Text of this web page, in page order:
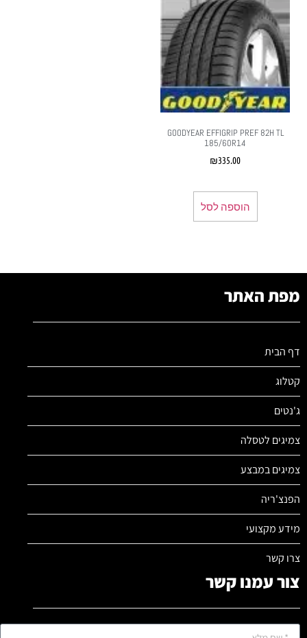
GOODYEAR EFFIGRIP PREF 82H TL
185/60R14
₪335.00
הוספה לסל
מפת האתר
דף הבית
קטלוג
ג'נטים
צמיגים לטסלה
צמיגים במבצע
הפנצ'ריה
מידע מקצועי
צרו קשר
צור עמנו קשר